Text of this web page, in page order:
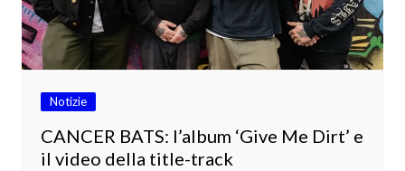
Notizie
CANCER BATS: l’album ‘Give Me Dirt’ e
il video della title-track